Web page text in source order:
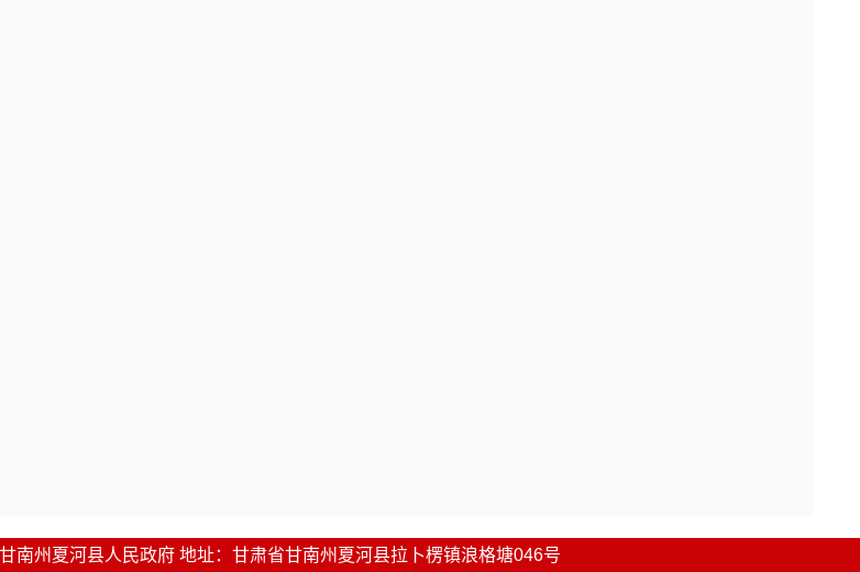
南州夏河县人民政府 地址：甘肃省甘南州夏河县拉卜楞镇浪格塘046号